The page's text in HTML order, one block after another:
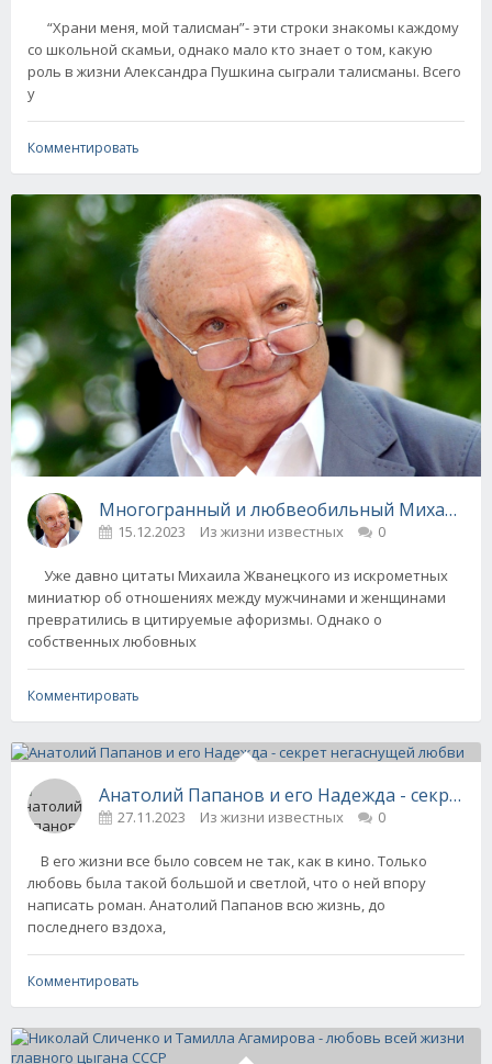
“Храни меня, мой талисман”- эти строки знакомы каждому
со школьной скамьи, однако мало кто знает о том, какую
роль в жизни Александра Пушкина сыграли талисманы. Всего
у
Комментировать
Многогранный и любвеобильный Михаил
15.12.2023 Из жизни известных 0
Уже давно цитаты Михаила Жванецкого из искрометных
миниатюр об отношениях между мужчинами и женщинами
превратились в цитируемые афоризмы. Однако о
собственных любовных
Комментировать
Анатолий Папанов и его Надежда - секрет
27.11.2023 Из жизни известных 0
В его жизни все было совсем не так, как в кино. Только
любовь была такой большой и светлой, что о ней впору
написать роман. Анатолий Папанов всю жизнь, до
последнего вздоха,
Комментировать